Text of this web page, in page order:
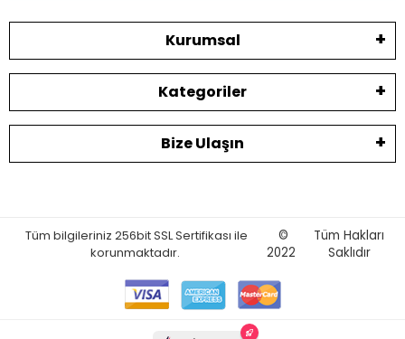
Kurumsal
Kategoriler
Bize Ulaşın
Tüm bilgileriniz 256bit SSL Sertifikası ile
korunmaktadır.
©
2022
Tüm Hakları
Saklıdır